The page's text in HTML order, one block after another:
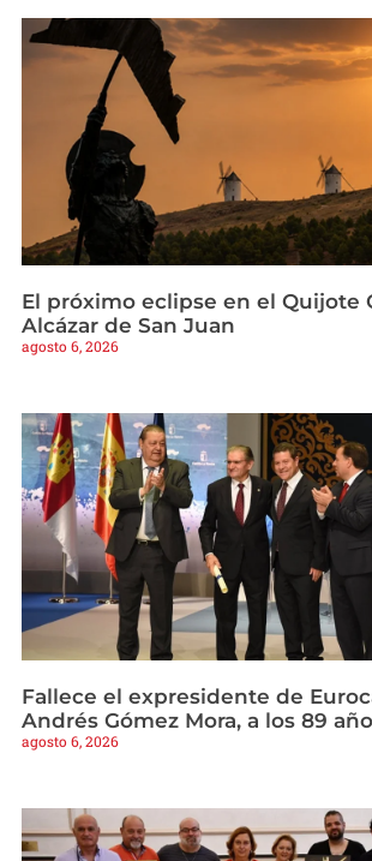
El próximo eclipse en el Quijote
Alcázar de San Juan
agosto 6, 2026
Fallece el expresidente de
Andrés Gómez Mora, a los 89
agosto 6, 2026